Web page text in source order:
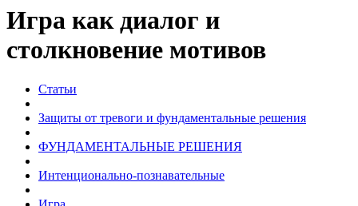
Игра как диалог и
столкновение мотивов
Статьи
Защиты от тревоги и фундаментальные решения
ФУНДАМЕНТАЛЬНЫЕ РЕШЕНИЯ
Интенционально-познавательные